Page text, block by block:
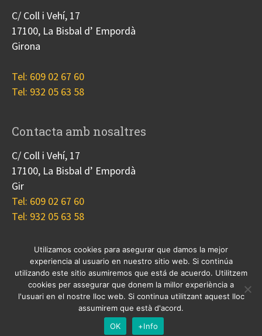
C/ Coll i Vehí, 17
17100, La Bisbal d’ Empordà
Girona
Tel: 609 02 67 60
Tel: 932 05 63 58
Contacta amb nosaltres
C/ Coll i Vehí, 17
17100, La Bisbal d’ Empordà
Gir
Tel: 609 02 67 60
Tel: 932 05 63 58
Nosotros Proyectos Blog
Contacto
Cookies
© 2017 Copyright, diseñoGuia33 SL, grupo
Empresarial.
Utilizamos cookies para asegurar que damos la mejor
experiencia al usuario en nuestro sitio web. Si continúa
utilizando este sitio asumiremos que está de acuerdo. Utilitzem
cookies per assegurar que donem la millor experiència a
l'usuari en el nostre lloc web. Si continua utilitzant aquest lloc
assumirem que està d'acord.
OK
+Info